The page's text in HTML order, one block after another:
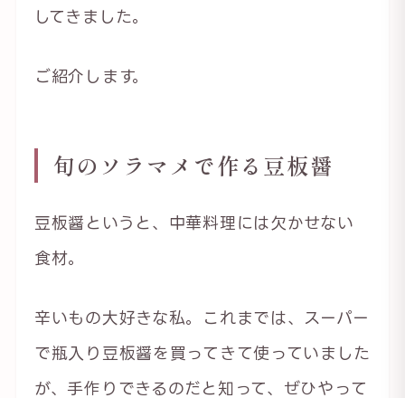
してきました。
ご紹介します。
旬のソラマメで作る豆板醤
豆板醤というと、中華料理には欠かせない
食材。
辛いもの大好きな私。これまでは、スーパー
で瓶入り豆板醤を買ってきて使っていました
が、手作りできるのだと知って、ぜひやって